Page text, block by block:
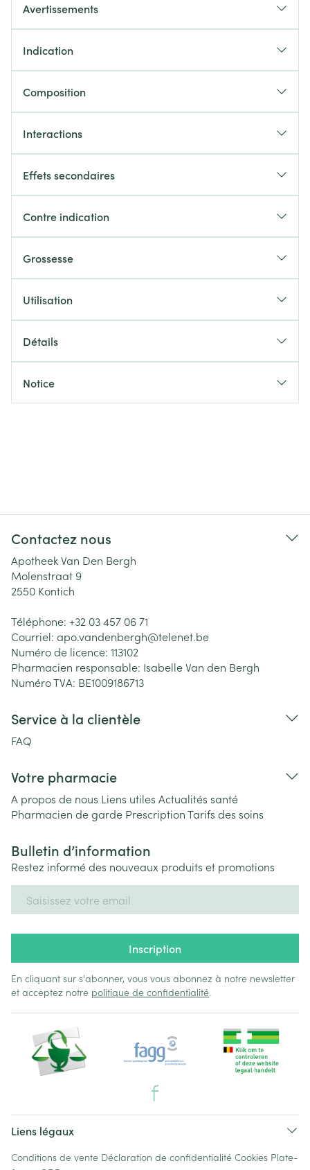
Avertissements
Indication
Composition
Interactions
Effets secondaires
Contre indication
Grossesse
Utilisation
Détails
Notice
Contactez nous
Apotheek Van Den Bergh
Molenstraat 9
2550 Kontich
Téléphone: +32 03 457 06 71
Courriel: apo.vandenbergh@telenet.be
Numéro de licence: 113102
Pharmacien responsable: Isabelle Van den Bergh
Numéro TVA: BE1009186713
Service à la clientèle
FAQ
Votre pharmacie
A propos de nous Liens utiles Actualités santé
Pharmacien de garde PrescriptionTarifs des soins
Bulletin d’information
Restez informé des nouveaux produits et promotions
Inscription
En cliquant sur s'abonner, vous vous abonnez à notre newsletter
et acceptez notre politique de confidentialité.
Liens légaux
Conditions de vente Déclaration de confidentialité Cookies Plate-